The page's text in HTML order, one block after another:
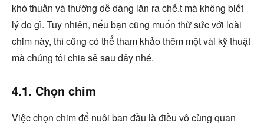
khó thuần và thường dễ dàng lăn ra chế.t mà không biết
lý do gì. Tuy nhiên, nếu bạn cũng muốn thử sức với loài
chim này, thì cũng có thể tham khảo thêm một vài kỹ thuật
mà chúng tôi chia sẻ sau đây nhé.
4.1. Chọn chim
Việc chọn chim để nuôi ban đầu là điều vô cùng quan